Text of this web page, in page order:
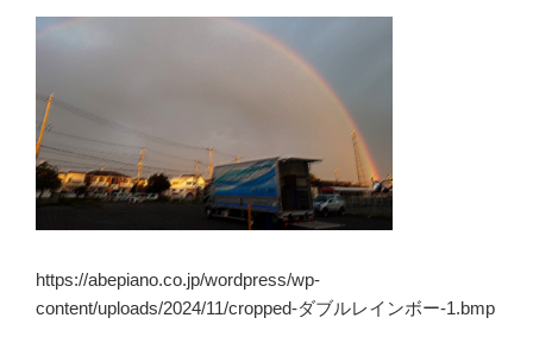
https://abepiano.co.jp/wordpress/wp-
content/uploads/2024/11/cropped-ダブルレインボー-1.bmp